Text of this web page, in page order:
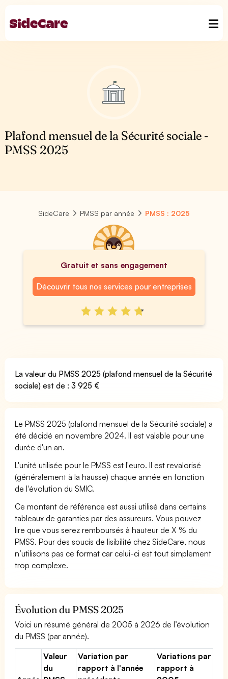
Plafond mensuel de la Sécurité sociale -
PMSS 2025
SideCare PMSS par année PMSS : 2025
Gratuit et sans engagement
Découvrir tous nos services pour entreprises
La valeur du PMSS 2025 (plafond mensuel de la Sécurité
sociale) est de : 3 925 €
Le PMSS 2025 (plafond mensuel de la Sécurité sociale) a
été décidé en novembre 2024. Il est valable pour une
durée d'un an.
L'unité utilisée pour le PMSS est l'euro. Il est revalorisé
(généralement à la hausse) chaque année en fonction
de l'évolution du SMIC.
Ce montant de référence est aussi utilisé dans certains
tableaux de garanties par des assureurs. Vous pouvez
lire que vous serez remboursés à hauteur de X % du
PMSS. Pour des soucis de lisibilité chez SideCare, nous
n’utilisons pas ce format car celui-ci est tout simplement
trop complexe.
Évolution du PMSS 2025
Voici un résumé général de 2005 à 2026 de l’évolution
du PMSS (par année).
Valeur
du
Variation par
rapport à l'année
Variations par
rapport à